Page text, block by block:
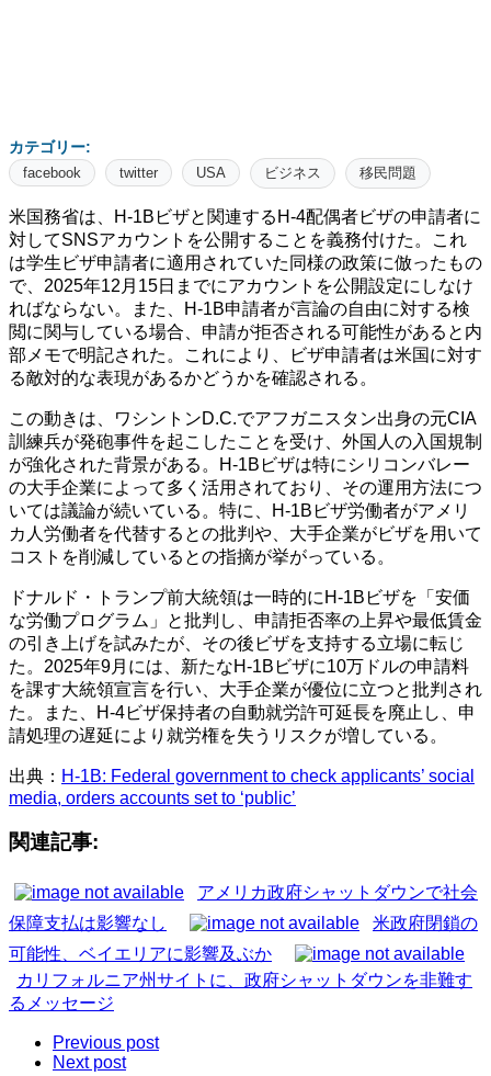
カテゴリー:
facebook twitter USA ビジネス 移民問題
米国務省は、H-1Bビザと関連するH-4配偶者ビザの申請者に
対してSNSアカウントを公開することを義務付けた。これ
は学生ビザ申請者に適用されていた同様の政策に倣ったもの
で、2025年12月15日までにアカウントを公開設定にしなけ
ればならない。また、H-1B申請者が言論の自由に対する検
閲に関与している場合、申請が拒否される可能性があると内
部メモで明記された。これにより、ビザ申請者は米国に対す
る敵対的な表現があるかどうかを確認される。
この動きは、ワシントンD.C.でアフガニスタン出身の元CIA
訓練兵が発砲事件を起こしたことを受け、外国人の入国規制
が強化された背景がある。H-1Bビザは特にシリコンバレー
の大手企業によって多く活用されており、その運用方法につ
いては議論が続いている。特に、H-1Bビザ労働者がアメリ
カ人労働者を代替するとの批判や、大手企業がビザを用いて
コストを削減しているとの指摘が挙がっている。
ドナルド・トランプ前大統領は一時的にH-1Bビザを「安価
な労働プログラム」と批判し、申請拒否率の上昇や最低賃金
の引き上げを試みたが、その後ビザを支持する立場に転じ
た。2025年9月には、新たなH-1Bビザに10万ドルの申請料
を課す大統領宣言を行い、大手企業が優位に立つと批判され
た。また、H-4ビザ保持者の自動就労許可延長を廃止し、申
請処理の遅延により就労権を失うリスクが増している。
出典： H-1B: Federal government to check applicants’ social
media, orders accounts set to ‘public’
関連記事:
アメリカ政府シャットダウンで社会
保障支払は影響なし
米政府閉鎖の
可能性、ベイエリアに影響及ぶか
カリフォルニア州サイトに、政府シャットダウンを非難す
るメッセージ
Previous post
Next post